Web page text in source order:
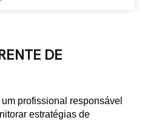
DE
profissional responsável
estratégias de